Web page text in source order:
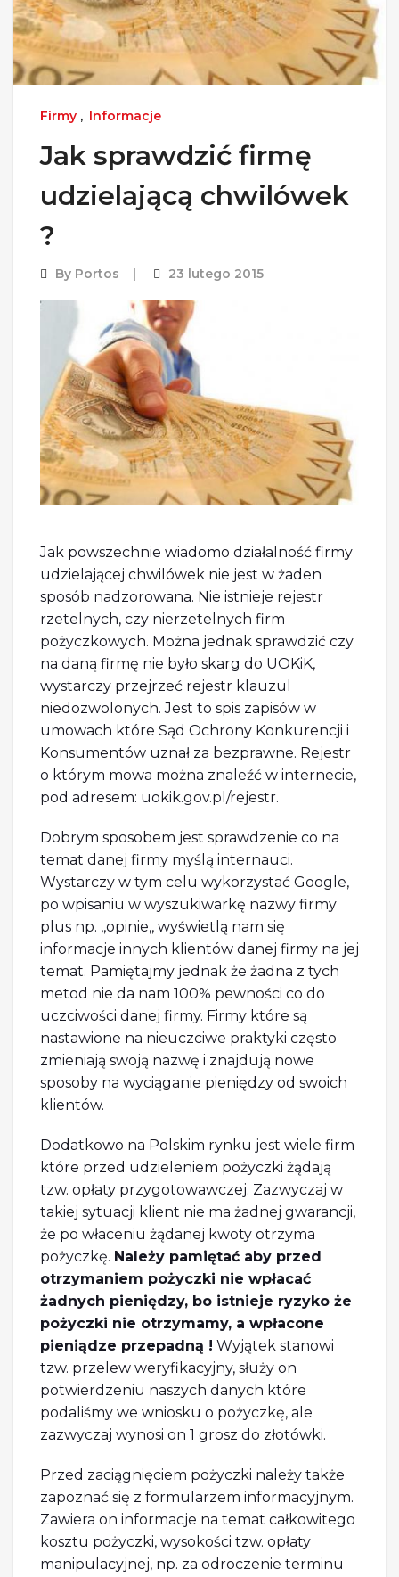
Firmy , Informacje
Jak sprawdzić firmę
udzielającą chwilówek
?
By Portos 23 lutego 2015
Jak powszechnie wiadomo działalność firmy
udzielającej chwilówek nie jest w żaden
sposób nadzorowana. Nie istnieje rejestr
rzetelnych, czy nierzetelnych firm
pożyczkowych. Można jednak sprawdzić czy
na daną firmę nie było skarg do UOKiK,
wystarczy przejrzeć rejestr klauzul
niedozwolonych. Jest to spis zapisów w
umowach które Sąd Ochrony Konkurencji i
Konsumentów uznał za bezprawne. Rejestr
o którym mowa można znaleźć w internecie,
pod adresem: uokik.gov.pl/rejestr.
Dobrym sposobem jest sprawdzenie co na
temat danej firmy myślą internauci.
Wystarczy w tym celu wykorzystać Google,
po wpisaniu w wyszukiwarkę nazwy firmy
plus np. ,,opinie,, wyświetlą nam się
informacje innych klientów danej firmy na jej
temat. Pamiętajmy jednak że żadna z tych
metod nie da nam 100% pewności co do
uczciwości danej firmy. Firmy które są
nastawione na nieuczciwe praktyki często
zmieniają swoją nazwę i znajdują nowe
sposoby na wyciąganie pieniędzy od swoich
klientów.
Dodatkowo na Polskim rynku jest wiele firm
które przed udzieleniem pożyczki żądają
tzw. opłaty przygotowawczej. Zazwyczaj w
takiej sytuacji klient nie ma żadnej gwarancji,
że po właceniu żądanej kwoty otrzyma
pożyczkę. Należy pamiętać aby przed
otrzymaniem pożyczki nie wpłacać
żadnych pieniędzy, bo istnieje ryzyko że
pożyczki nie otrzymamy, a wpłacone
pieniądze przepadną ! Wyjątek stanowi
tzw. przelew weryfikacyjny, służy on
potwierdzeniu naszych danych które
podaliśmy we wniosku o pożyczkę, ale
zazwyczaj wynosi on 1 grosz do złotówki.
Przed zaciągnięciem pożyczki należy także
zapoznać się z formularzem informacyjnym.
Zawiera on informacje na temat całkowitego
kosztu pożyczki, wysokości tzw. opłaty
manipulacyjnej, np. za odroczenie terminu